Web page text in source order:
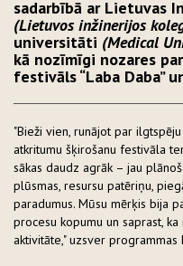
sadarbībā ar Lietuvas
(Lietuvos inžinerijos
universitāti (Medical
kā nozīmīgi nozares
festivāls “Laba Daba”
"Bieži vien, runājot par
atkritumu šķirošanu festivāla
sākas daudz agrāk – jau
plūsmas, resursu patēriņu,
paradumus. Mūsu mērķis bija
procesu kopumu un saprast,
aktivitāte," uzsver